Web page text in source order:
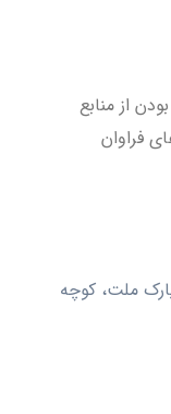
از منابع
فراوان
پارک ملت، کوچه